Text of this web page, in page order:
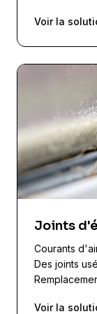
Voir la
Joints
Courants
Des joints
Voir la